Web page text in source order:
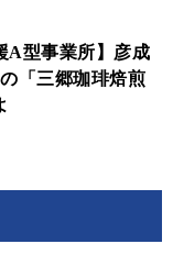
A型事業所】彦成
「三郷珈琲焙煎